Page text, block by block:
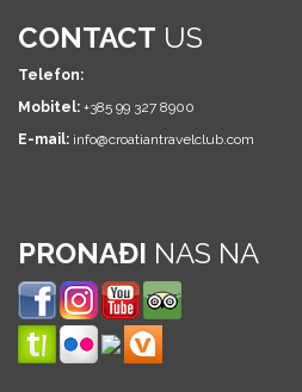
CONTACT US
Telefon:
Mobitel: +385 99 327 8900
E-mail: info@croatiantravelclub.com
PRONAĐI NAS NA